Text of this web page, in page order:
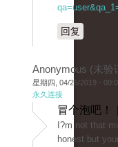
回复
Anonymous (未验
星期四, 04/25/2019 -
永久连接
冒个泡吧！
I?m not that
honest but